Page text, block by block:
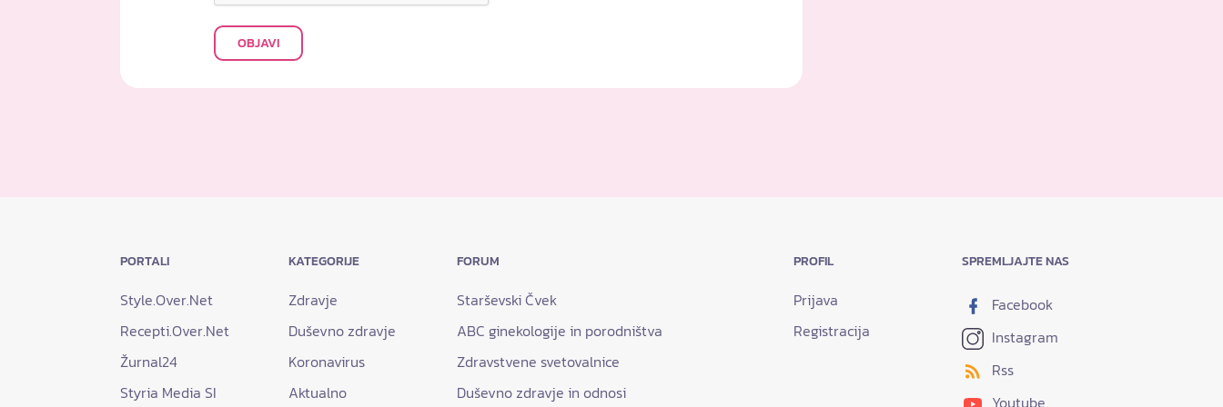
OBJAVI
PORTALI
Style.Over.Net
Recepti.Over.Net
Žurnal24
Styria Media SI
KATEGORIJE
Zdravje
Duševno zdravje
Koronavirus
Aktualno
FORUM
Starševski Čvek
ABC ginekologije in porodništva
Zdravstvene svetovalnice
Duševno zdravje in odnosi
PROFIL
Prijava
Registracija
SPREMLJAJTE NAS
Facebook
Instagram
Rss
Youtube